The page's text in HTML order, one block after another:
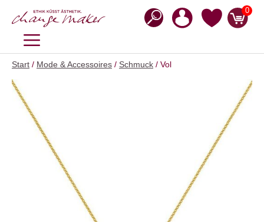
Inhalt
0
MENÜ
Start / Mode & Accessoires / Schmuck / Vol